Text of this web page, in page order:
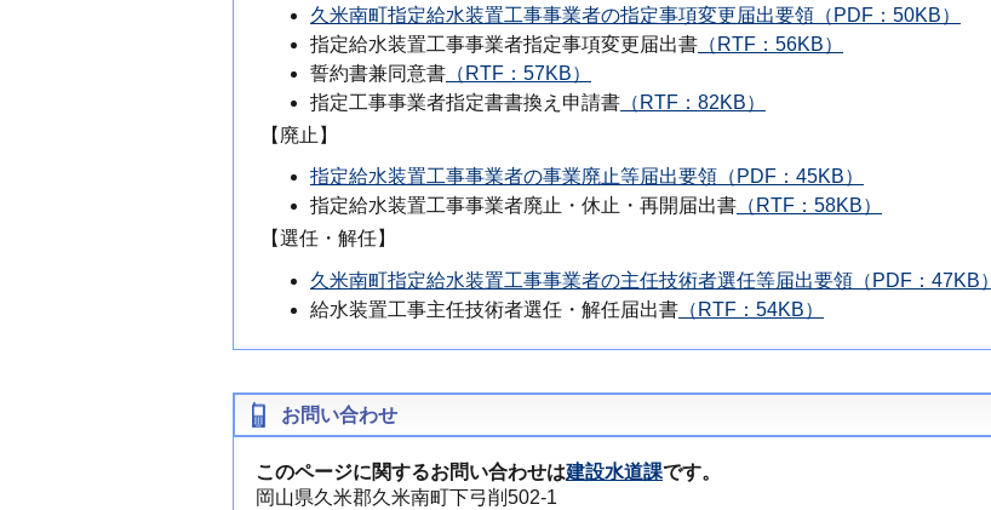
久米南町指定給水装置工事事業者の指定事項変更届出要領（PDF：50KB）
指定給水装置工事事業者指定事項変更届出書 （RTF：56KB）
誓約書兼同意書 （RTF：57KB）
指定工事事業者指定書書換え申請書 （RTF：82KB）
【廃止】
指定給水装置工事事業者の事業廃止等届出要領（PDF：45KB）
指定給水装置工事事業者廃止・休止・再開届出書 （RTF：58KB）
【選任・解任】
久米南町指定給水装置工事事業者の主任技術者選任等届出要領（PDF：47KB）
給水装置工事主任技術者選任・解任届出書 （RTF：54KB）
お問い合わせ
このページに関するお問い合わせは建設水道課です。
岡山県久米郡久米南町下弓削502-1